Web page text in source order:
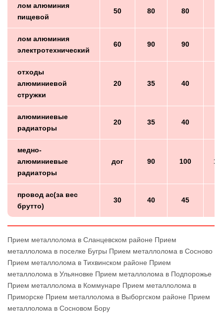
лом алюминия
пищевой
50 80 80
лом алюминия
электротехнический
60 90 90
отходы
алюминиевой
стружки
20 35 40
алюминиевые
радиаторы
20 35 40
медно-
алюминиевые
радиаторы
дог 90 100
провод ас(за вес
брутто)
30 40 45
Прием металлолома в Сланцевском районе Прием
металлолома в поселке Бугры Прием металлолома в Сосново
Прием металлолома в Тихвинском районе Прием
металлолома в Ульяновке Прием металлолома в Подпорожье
Прием металлолома в Коммунаре Прием металлолома в
Приморске Прием металлолома в Выборгском районе Прием
металлолома в Сосновом Бору